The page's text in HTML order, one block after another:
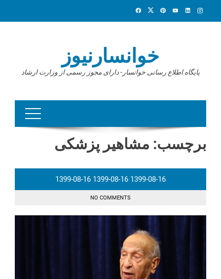
خوانسارنیوز
پایگاه اطلاع رسانی خوانسار- دارای مجوز رسمی از وزارت ارشاد
برچسب: مشاهیر پزشکی
1399-08-16 1399-08-16 1399-08-16
NO COMMENTS